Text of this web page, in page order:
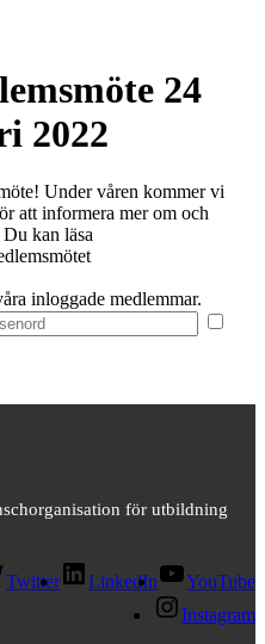
24
2022
Under våren kommer vi
att informera mer om och
kan läsa
inloggade medlemmar.
för utbildning
Twitter LinkedIn
YouTube
Instagram